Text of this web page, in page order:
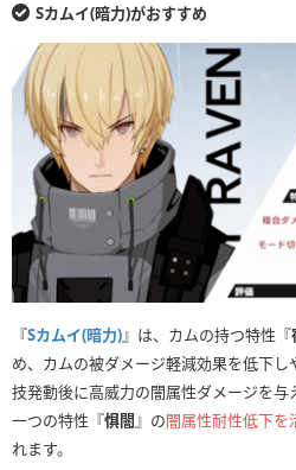
Sカムイ(暗力)がおすすめ
『Sカムイ(暗力)』は、カムの持つ特性『
め、カムの被ダメージ軽減効果を低下
技発動後に高威力の闇属性ダメージを
一つの特性『惧闇 』の闇属性耐性低下を
れます。